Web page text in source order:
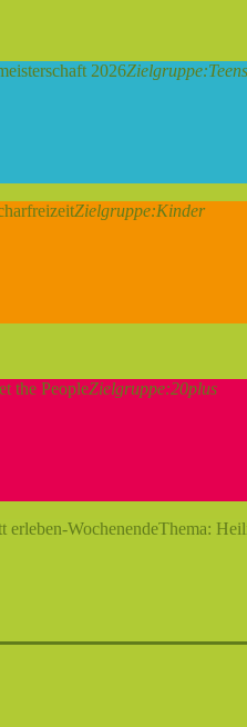
2026Zielgruppe:
Zielgruppe:Kinder
the PeopleZielgruppe:20plus
erleben-WochenendeThema: